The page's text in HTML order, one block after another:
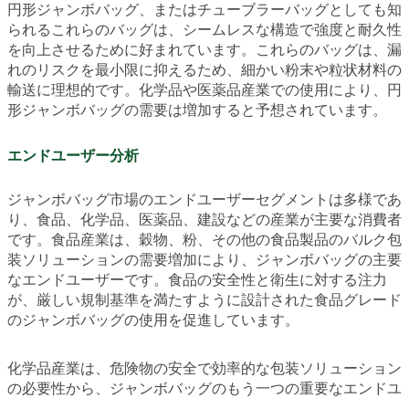
円形ジャンボバッグ、またはチューブラーバッグとしても知
られるこれらのバッグは、シームレスな構造で強度と耐久性
を向上させるために好まれています。これらのバッグは、漏
れのリスクを最小限に抑えるため、細かい粉末や粒状材料の
輸送に理想的です。化学品や医薬品産業での使用により、円
形ジャンボバッグの需要は増加すると予想されています。
エンドユーザー分析
ジャンボバッグ市場のエンドユーザーセグメントは多様であ
り、食品、化学品、医薬品、建設などの産業が主要な消費者
です。食品産業は、穀物、粉、その他の食品製品のバルク包
装ソリューションの需要増加により、ジャンボバッグの主要
なエンドユーザーです。食品の安全性と衛生に対する注力
が、厳しい規制基準を満たすように設計された食品グレード
のジャンボバッグの使用を促進しています。
化学品産業は、危険物の安全で効率的な包装ソリューション
の必要性から、ジャンボバッグのもう一つの重要なエンドユ